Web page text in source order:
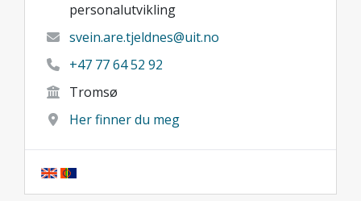
personalutvikling
svein.are.tjeldnes@uit.no
+47 77 64 52 92
Tromsø
Her finner du meg